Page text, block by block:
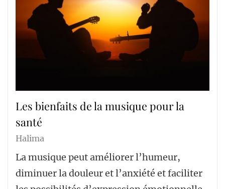
Les bienfaits de la musique pour la
santé
Halima
La musique peut améliorer l’humeur,
diminuer la douleur et l’anxiété et faciliter